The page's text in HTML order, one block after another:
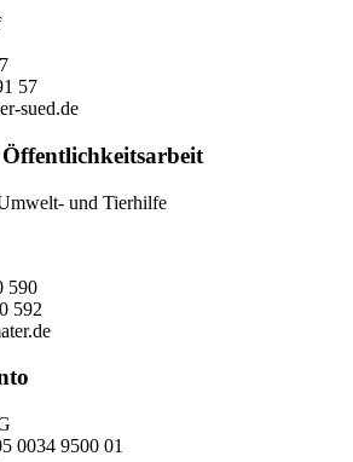
57
sued.de
und Tierhilfe
590
592
0034 9500 01